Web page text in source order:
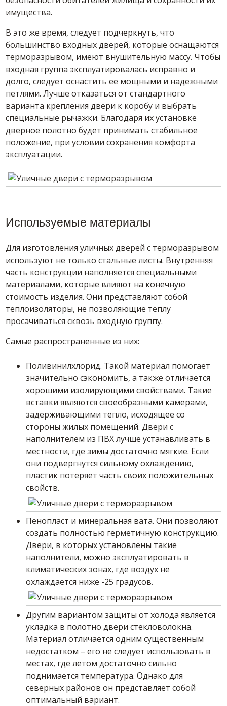
имущества.
В это же время, следует подчеркнуть, что
большинство входных дверей, которые оснащаются
терморазрывом, имеют внушительную массу. Чтобы
входная группа эксплуатировалась исправно и
долго, следует оснастить ее мощными и надежными
петлями. Лучше отказаться от стандартного
варианта крепления двери к коробу и выбрать
специальные рычажки. Благодаря их установке
дверное полотно будет принимать стабильное
положение, при условии сохранения комфорта
эксплуатации.
Используемые материалы
Для изготовления уличных дверей с терморазрывом
используют не только стальные листы. Внутренняя
часть конструкции наполняется специальными
материалами, которые влияют на конечную
стоимость изделия. Они представляют собой
теплоизоляторы, не позволяющие теплу
просачиваться сквозь входную группу.
Самые распространенные из них:
Поливинилхлорид. Такой материал помогает
значительно сэкономить, а также отличается
хорошими изолирующими свойствами. Такие
вставки являются своеобразными камерами,
задерживающими тепло, исходящее со
стороны жилых помещений. Двери с
наполнителем из ПВХ лучше устанавливать в
местности, где зимы достаточно мягкие. Если
они подвергнутся сильному охлаждению,
пластик потеряет часть своих положительных
свойств.
Пенопласт и минеральная вата. Они позволяют
создать полностью герметичную конструкцию.
Двери, в которых установлены такие
наполнители, можно эксплуатировать в
климатических зонах, где воздух не
охлаждается ниже -25 градусов.
Другим вариантом защиты от холода является
укладка в полотно двери стекловолокна.
Материал отличается одним существенным
недостатком – его не следует использовать в
местах, где летом достаточно сильно
поднимается температура. Однако для
северных районов он представляет собой
оптимальный вариант.